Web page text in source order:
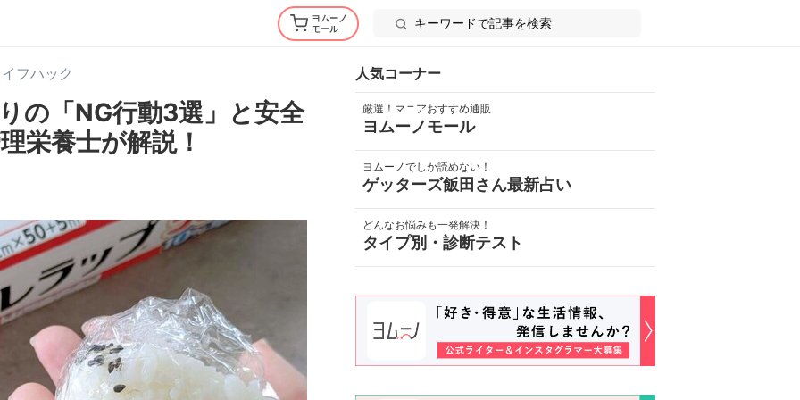
ヨムーノ
モール
フハック
の「NG行動3選」と安全
栄養士が解説！
人気コーナー
厳選！マニアおすすめ通販
ヨムーノモール
ヨムーノでしか読めない！
ゲッターズ飯田さん最新占い
どんなお悩みも一発解決！
タイプ別・診断テスト